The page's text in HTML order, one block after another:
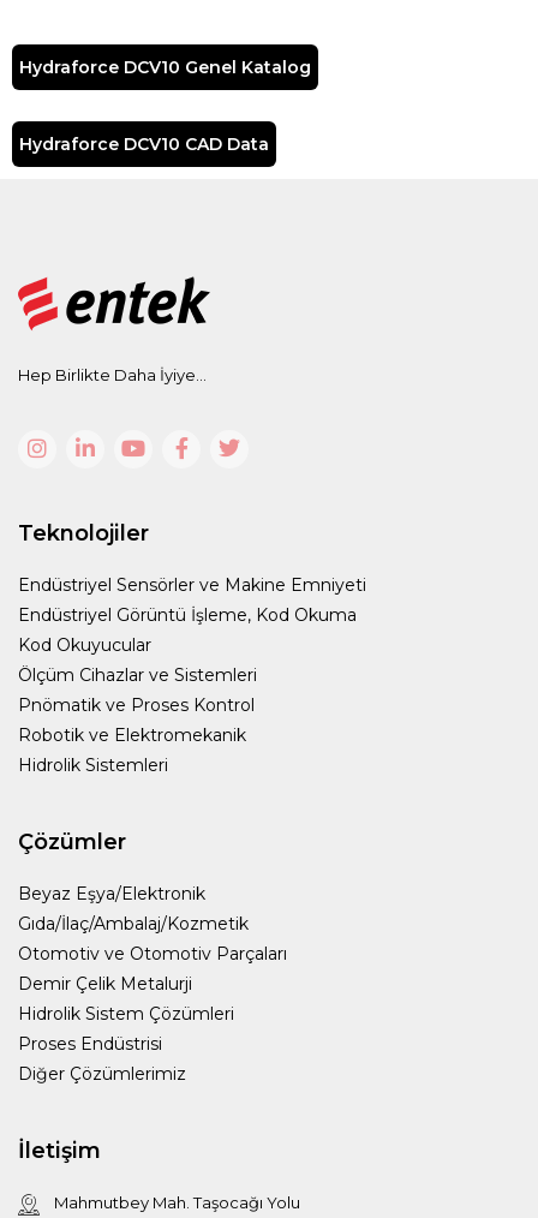
Hydraforce DCV10 Genel Katalog
Hydraforce DCV10 CAD Data
Hep Birlikte Daha İyiye...
Teknolojiler
Endüstriyel Sensörler ve Makine Emniyeti
Endüstriyel Görüntü İşleme, Kod Okuma
Kod Okuyucular
Ölçüm Cihazlar ve Sistemleri
Pnömatik ve Proses Kontrol
Robotik ve Elektromekanik
Hidrolik Sistemleri
Çözümler
Beyaz Eşya/Elektronik
Gıda/İlaç/Ambalaj/Kozmetik
Otomotiv ve Otomotiv Parçaları
Demir Çelik Metalurji
Hidrolik Sistem Çözümleri
Proses Endüstrisi
Diğer Çözümlerimiz
İletişim
Mahmutbey Mah. Taşocağı Yolu